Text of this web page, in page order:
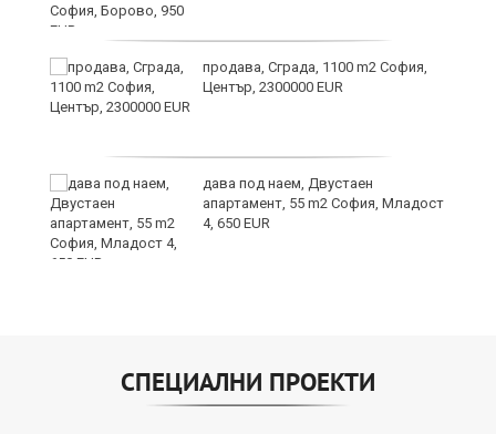
продава, Сграда, 1100 m2 София,
Център, 2300000 EUR
дава под наем, Двустаен
апартамент, 55 m2 София, Младост
4, 650 EUR
СПЕЦИАЛНИ ПРОЕКТИ